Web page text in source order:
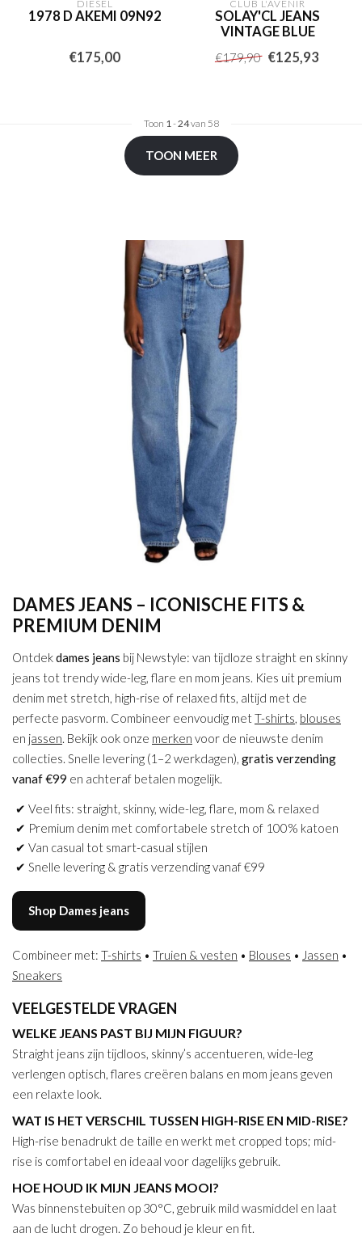
DIESEL
1978 D AKEMI 09N92
€175,00
CLUB L'AVENIR
SOLAY'CL JEANS
VINTAGE BLUE
€179,90 €125,93
Toon 1 -24van 58
TOON MEER
DAMES JEANS – ICONISCHE FITS &
PREMIUM DENIM
Ontdekdames jeans bij Newstyle: van tijdloze straight en skinny
jeans tot trendy wide-leg, flare en mom jeans. Kies uit premium
denim met stretch, high-rise of relaxed fits, altijd met de
perfecte pasvorm. Combineer eenvoudig metT-shirts blouses
en jassen . Bekijk ook onze merken voor de nieuwste denim
collecties. Snelle levering (1–2 werkdagen), gratis verzending
vanaf €99 en achteraf betalen mogelijk.
Veel fits: straight, skinny, wide-leg, flare, mom & relaxed
Premium denim met comfortabele stretch of 100% katoen
Van casual tot smart-casual stijlen
Snelle levering & gratis verzending vanaf €99
Shop Dames jeans
Combineer met: T-shirts • Truien & vesten • Blouses • Jassen •
Sneakers
VEELGESTELDE VRAGEN
WELKE JEANS PAST BIJ MIJN FIGUUR?
Straight jeans zijn tijdloos, skinny’s accentueren, wide-leg
verlengen optisch, flares creëren balans en mom jeans geven
een relaxte look.
WAT IS HET VERSCHIL TUSSEN HIGH-RISE EN MID-RISE?
High-rise benadrukt de taille en werkt met cropped tops; mid-
rise is comfortabel en ideaal voor dagelijks gebruik.
HOE HOUD IK MIJN JEANS MOOI?
Was binnenstebuiten op 30°C, gebruik mild wasmiddel en laat
aan de lucht drogen. Zo behoud je kleur en fit.